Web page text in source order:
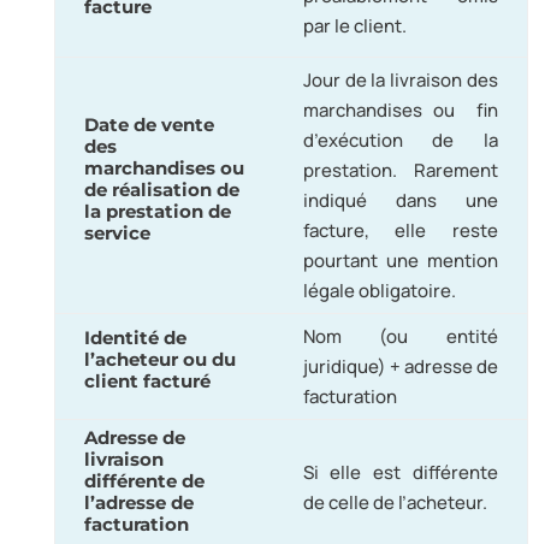
facture
par le client.
Date de vente
des
marchandises ou
de réalisation de
la prestation de
service
Jour de la livraison des
marchandises ou fin
d’exécution de la
prestation. Rarement
indiqué dans une
facture, elle reste
pourtant une mention
légale obligatoire.
Identité de
l’acheteur ou du
client facturé
Nom (ou entité
juridique) + adresse de
facturation
Adresse de
livraison
différente de
l’adresse de
facturation
Si elle est différente
de celle de l’acheteur.